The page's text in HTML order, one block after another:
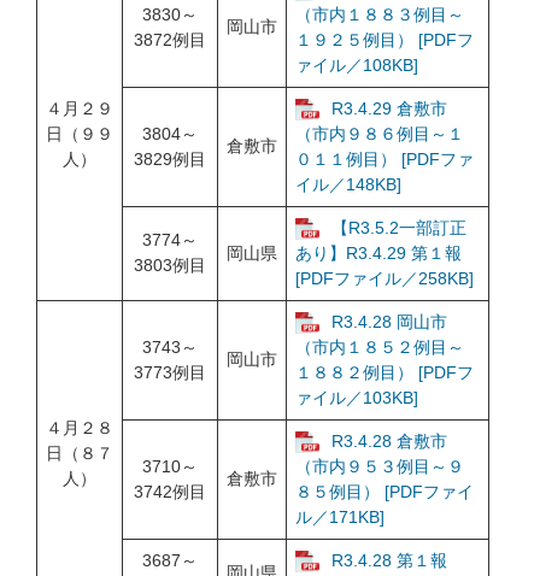
４月２９
日（９９
人）
3830～
3872例目
岡山市
（市内１８８３例目～
１９２５例目） [PDFフ
ァイル／108KB]
3804～
3829例目
倉敷市
R3.4.29 倉敷市
（市内９８６例目～１
０１１例目） [PDFファ
イル／148KB]
3774～
3803例目
岡山県
【R3.5.2一部訂正
あり】R3.4.29 第１報
[PDFファイル／258KB]
４月２８
日（８７
人）
3743～
3773例目
岡山市
R3.4.28 岡山市
（市内１８５２例目～
１８８２例目） [PDFフ
ァイル／103KB]
3710～
3742例目
倉敷市
R3.4.28 倉敷市
（市内９５３例目～９
８５例目） [PDFファイ
ル／171KB]
3687～
R3.4.28 第１報